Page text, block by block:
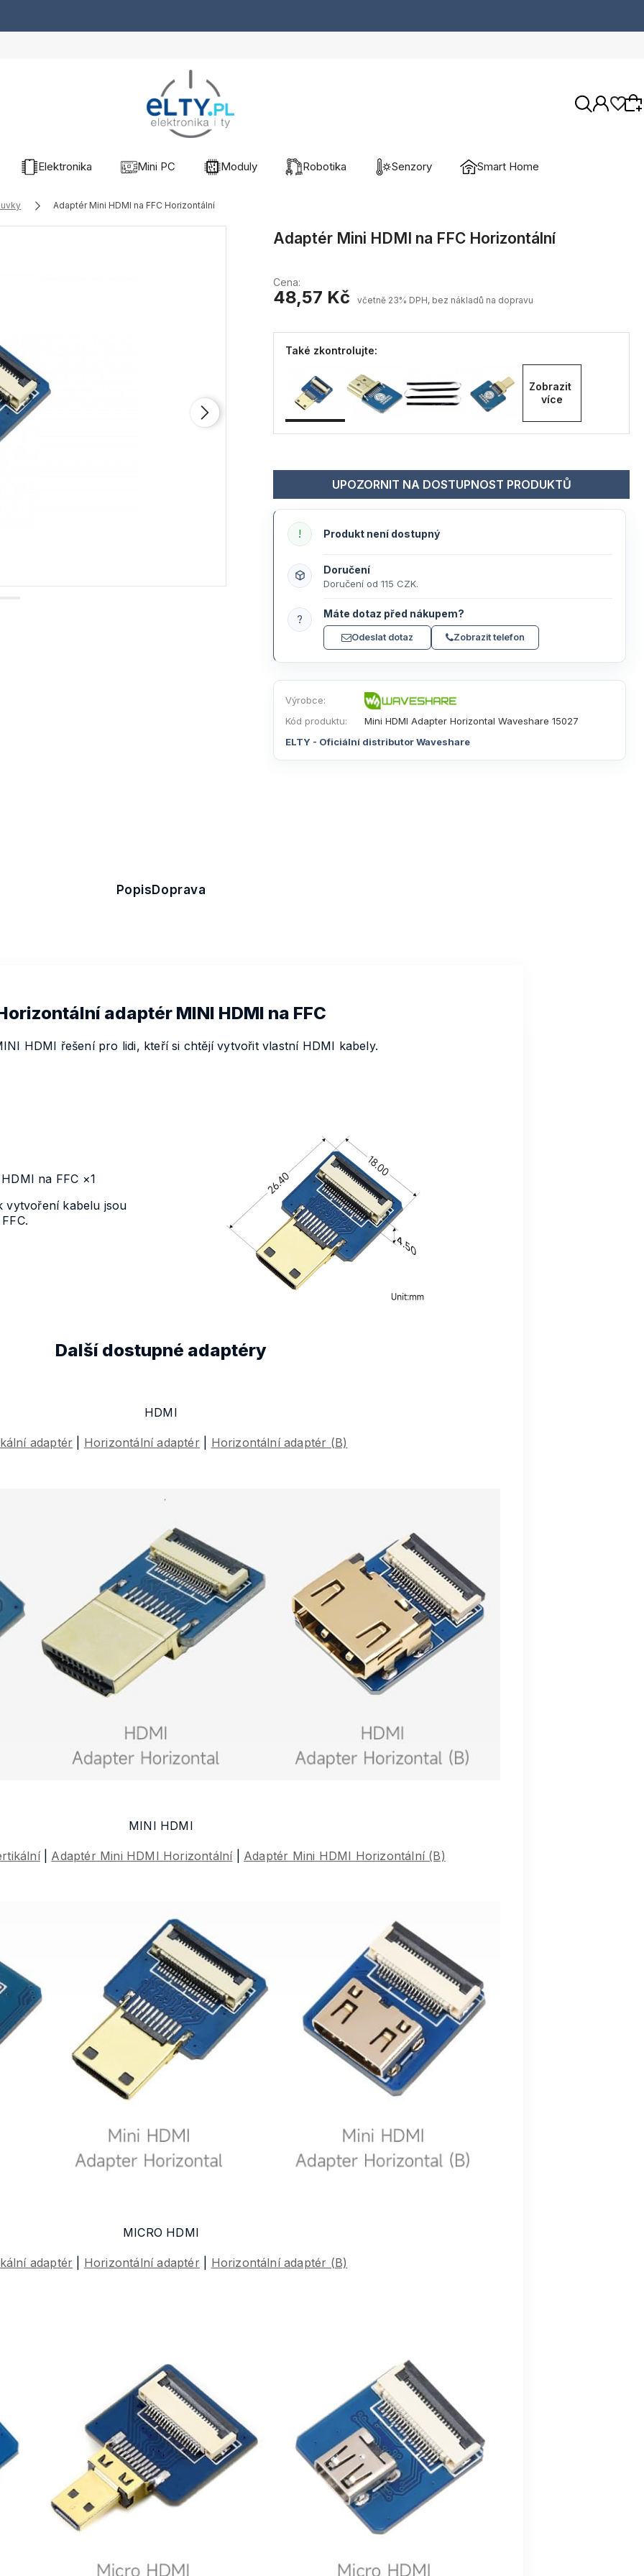
oferty lub zaloguj się, aby przywrócić dodane
produkty do listy z poprzedniej sesji.
Elektronika Mini PC Moduly Robotika Senzory Smart Home
Adaptér Mini HDMI na FFC Horizontální
Adaptér Mini HDMI na FFC Horizontální
Cena:
48,57 Kč včetně 23% DPH, bez nákladů na dopravu
Také zkontrolujte:
Zobrazit
více
UPOZORNIT NA DOSTUPNOST PRODUKTŮ
! Produkt není dostupný
Doručení
Doručení od 115 CZK.
? Máte dotaz před nákupem?
Odeslat dotaz Zobrazit telefon
Výrobce:
Kód produktu:
Mini HDMI Adapter Horizontal Waveshare 15027
ELTY - Oficiální distributor Waveshare
PopisDoprava
adaptér MINI HDMI na FFC
HDMI řešení pro lidi, kteří si chtějí vytvořit vlastní HDMI kabely.
na FFC ×1
vytvoření kabelu jsou
Další dostupné adaptéry
HDMI
adaptér Horizontální adaptér| Horizontální adaptér (B)
MINI HDMI
| Adaptér Mini HDMI Horizontální| Adaptér Mini HDMI Horizontální (B)
MICRO HDMI
adaptér Horizontální adaptér| Horizontální adaptér (B)